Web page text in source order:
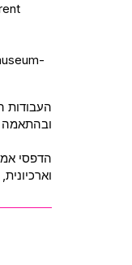
העבודות
ובהתאמה
הדפסי